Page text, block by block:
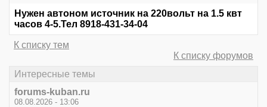
Нужен автоном источник на 220вольт на 1.5 квт
часов 4-5.Тел 8918-431-34-04
К списку тем
К списку форумов
Интересные темы
forums-kuban.ru
08.08.2026 - 13:06